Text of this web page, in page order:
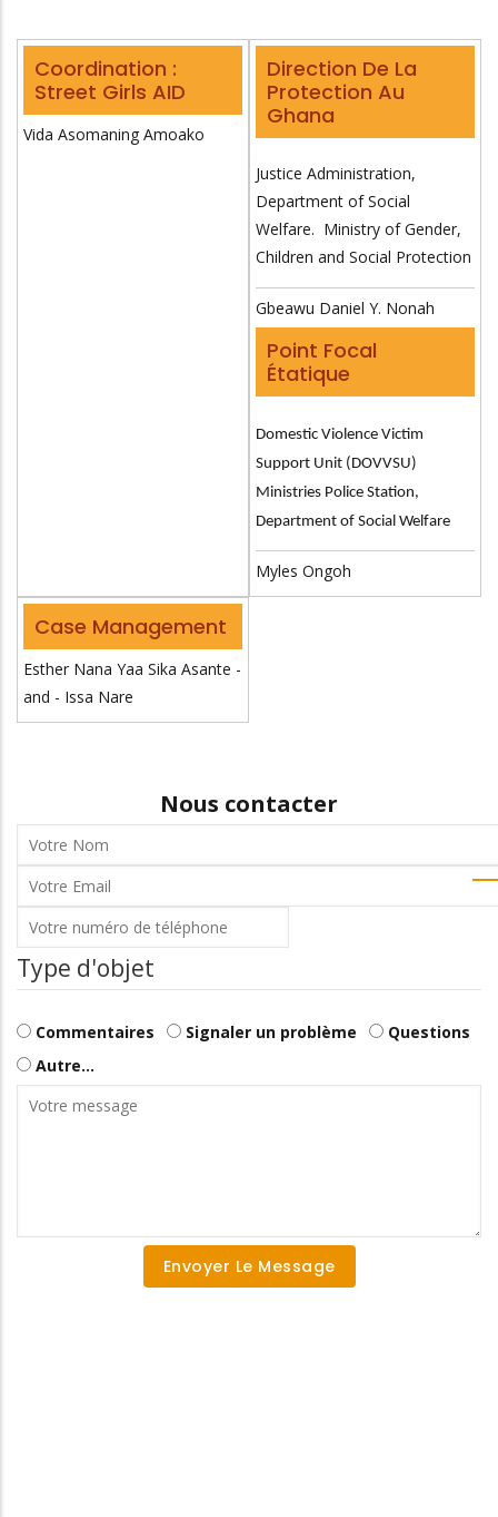
Coordination :
Street Girls AID
Vida Asomaning Amoako
Direction De La
Protection Au
Ghana
Justice Administration,
Department of Social
Welfare. Ministry of Gender,
Children and Social Protection
Gbeawu Daniel Y. Nonah
Point Focal
Étatique
Domestic Violence Victim
Support Unit (DOVVSU)
Ministries Police Station,
Department of Social Welfare
Myles Ongoh
Case Management
Esther Nana Yaa Sika Asante -
and - Issa Nare
Nous contacter
Votre
Nom
Votre
Email
Votre
numéro
de
Type d'objet
Commentaires Signaler un problème
Questions
Autre...
Votre